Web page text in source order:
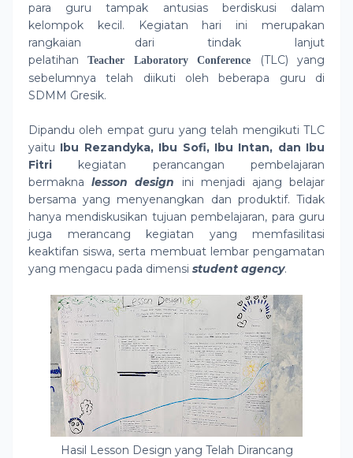
para guru tampak antusias berdiskusi dalam
kelompok kecil. Kegiatan hari ini merupakan
rangkaian dari tindak lanjut
pelatihanTeacher Laboratory Conference
(TLC) yang
sebelumnya telah diikuti oleh beberapa guru di
SDMM Gresik.
Dipandu oleh empat guru yang telah mengikuti TLC
yaitu Ibu Rezandyka, Ibu Sofi, Ibu Intan, dan Ibu
Fitri kegiatan perancangan pembelajaran
bermaknalesson design
ini menjadi ajang belajar
bersama yang menyenangkan dan produktif. Tidak
hanya mendiskusikan tujuan pembelajaran, para guru
juga merancang kegiatan yang memfasilitasi
keaktifan siswa, serta membuat lembar pengamatan
yang mengacu pada dimensi student agency.
Hasil Lesson Design yang Telah Dirancang